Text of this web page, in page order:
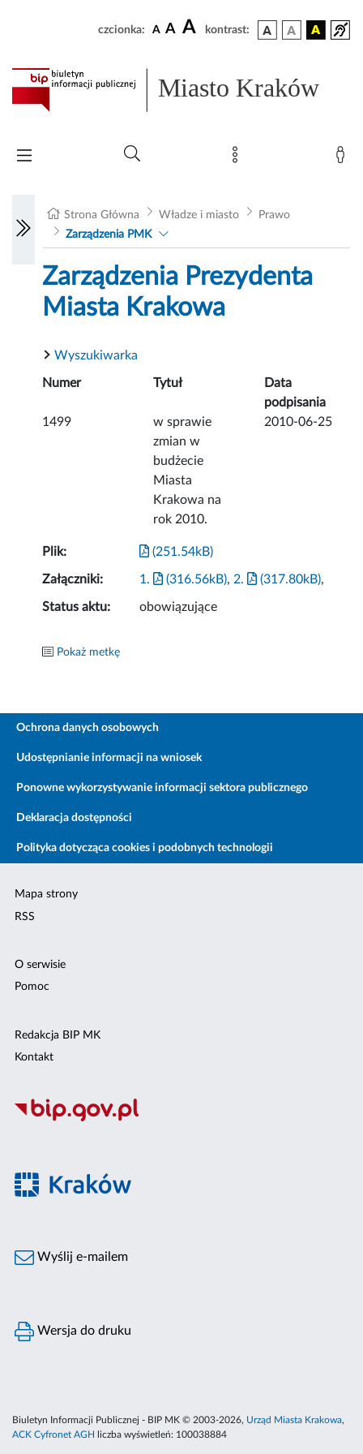
czcionka: A A A kontrast:
Miasto Kraków
Strona Główna Władze i miasto
Prawo
Zarządzenia PMK
Zarządzenia Prezydenta
Miasta Krakowa
Wyszukiwarka
Numer Tytuł
Data
podpisania
1499
w sprawie
zmian w
budżecie
Miasta
Krakowa na
rok 2010.
2010-06-25
Plik: (251.54kB)
Załączniki: 1. (316.56kB), 2. (317.80kB),
Status aktu: obowiązujące
Pokaż metkę
Ochrona danych osobowych
Udostępnianie informacji na wniosek
Ponowne wykorzystywanie informacji sektora publicznego
Deklaracja dostępności
Polityka dotycząca cookies i podobnych technologii
Mapa strony
RSS
O serwisie
Pomoc
Redakcja BIP MK
Kontakt
Wyślij e-mailem
Wersja do druku
Biuletyn Informacji Publicznej - BIP MK © 2003-2026, Urząd Miasta Krakowa,
ACK Cyfronet AGH
liczba wyświetleń: 100038884